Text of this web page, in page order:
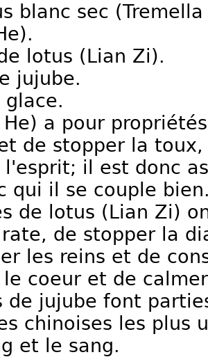
blanc sec
lotus (Lian Zi).
jujube.
glace.
He) a pour
de stopper la
il est donc
qui il se couple
de lotus (Lian Zi)
de stopper la
les reins et de
coeur et de
de jujube font
chinoises les plus
et le sang.